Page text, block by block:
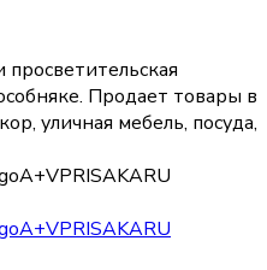
Продает товары в
уличная мебель, посуда,
A+VPRISAKARU
A+VPRISAKARU